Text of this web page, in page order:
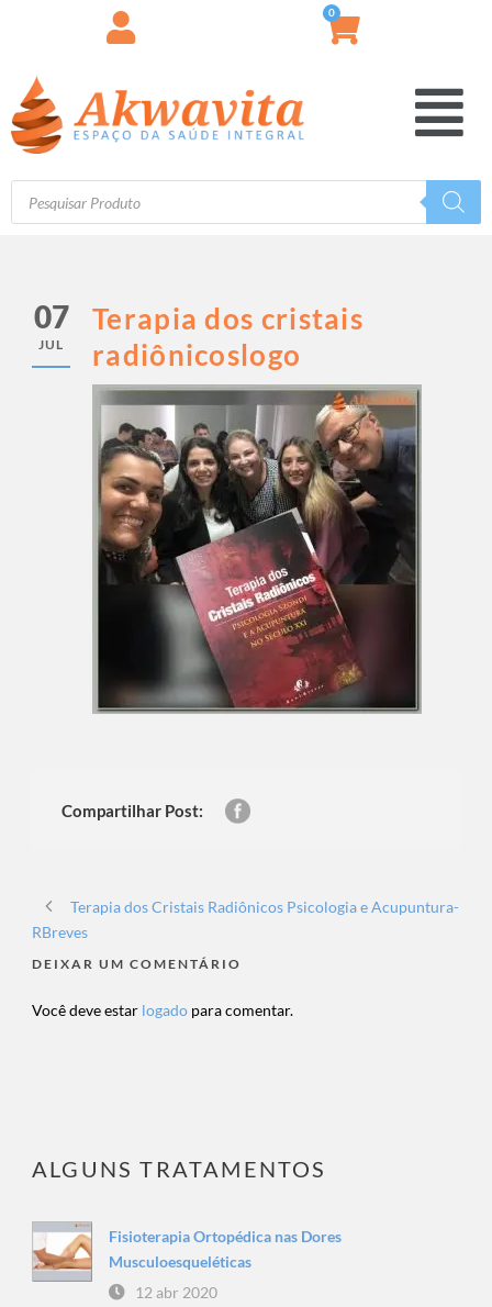
0
07
JUL
Terapia dos cristais
radiônicoslogo
Compartilhar Post:
Terapia dos Cristais Radiônicos Psicologia e Acupuntura-
RBreves
DEIXAR UM COMENTÁRIO
Você deve estar logado para comentar.
ALGUNS TRATAMENTOS
Fisioterapia Ortopédica nas Dores
Musculoesqueléticas
12 abr 2020